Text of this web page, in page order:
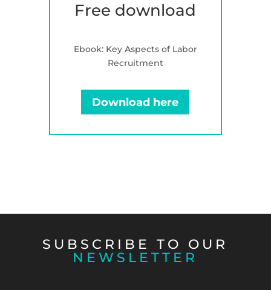
Free download
Ebook: Key Aspects of Labor
Recruitment
Download here
SUBSCRIBE TO OUR
NEWSLETTER